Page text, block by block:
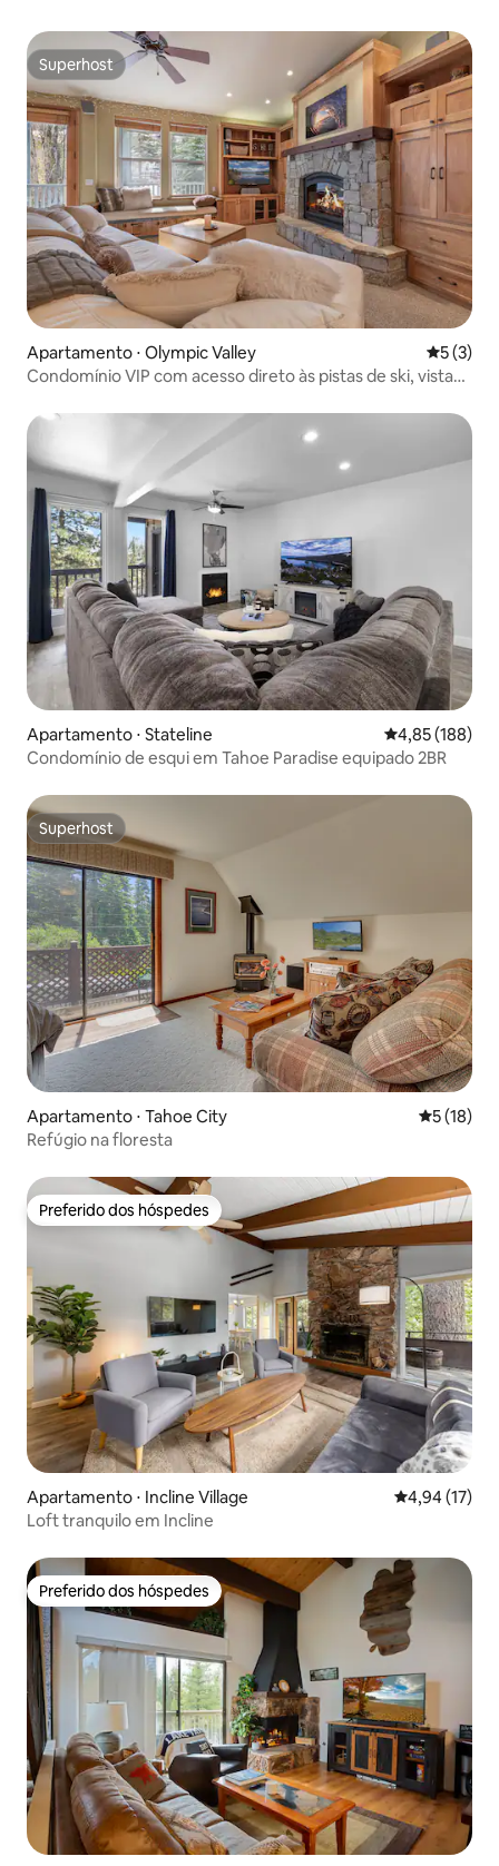
Superhost
Superhost
Apartamento ⋅ Olympic Valley 5 de
5 (3)
Condomínio VIP com acesso direto às pistas de ski, vista
Apartamento ⋅ Stateline 4,85 de uma
4,85 (188)
Condomínio de esqui em Tahoe Paradise equipado 2BR
Superhost
Superhost
Apartamento ⋅ Tahoe City 5 de uma
5 (18)
Refúgio na floresta
Preferido dos hóspedes
Preferido dos hóspedes
Apartamento ⋅ Incline Village 4,94 de uma
4,94 (17)
Loft tranquilo em Incline
Preferido dos hóspedes
Preferido dos hóspedes